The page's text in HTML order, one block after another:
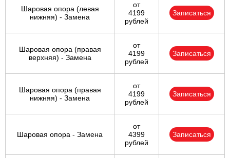
Шаровая опора (левая
нижняя) - Замена
от
4199
рублей
Записаться
Шаровая опора (правая
верхняя) - Замена
от
4199
рублей
Записаться
Шаровая опора (правая
нижняя) - Замена
от
4199
рублей
Записаться
Шаровая опора - Замена
от
4399
рублей
Записаться